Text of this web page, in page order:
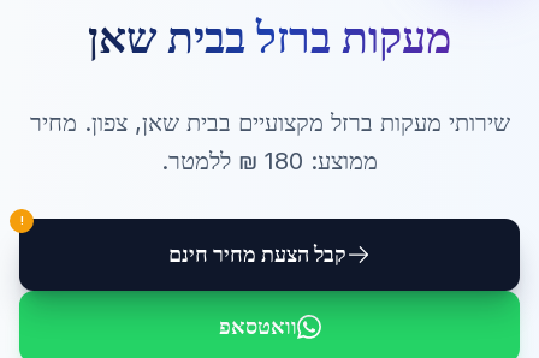
מעקות ברזלבבית שאן
שירותי מעקות ברזל מקצועיים בבית שאן,צפון. מחיר
ממוצע: 180 ₪ ללמטר.
קבל הצעת מחיר חינם
!
וואטסאפ